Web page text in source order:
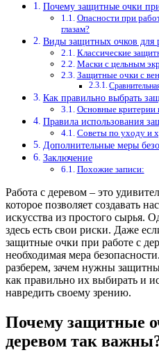
Почему защитные очки
Опасности при
глазам?
Виды защитных очков для
Классические
Маски с цельным
Защитные очки с
Как правильно выбрать
Основные критерии
Правила использования
Советы по уходу и
Дополнительные меры
Заключение
Похожие записи:
Работа с деревом – это
которое позволяет создавать
искусства из простого сырья.
здесь есть свои риски. Даже
защитные очки при работе с
необходимая мера
разберем, зачем нужны
как правильно их выбирать и
навредить своему зрению.
Почему защитные
деревом так